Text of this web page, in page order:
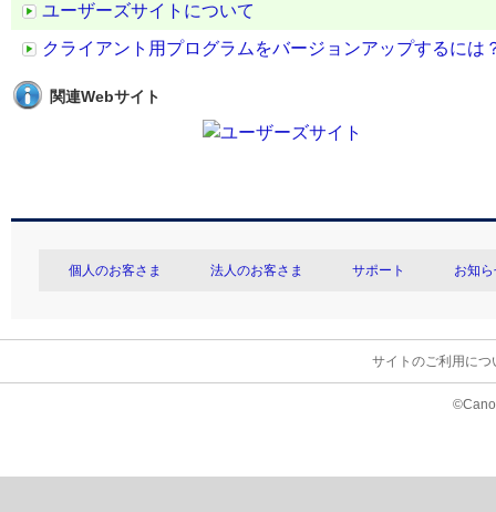
ユーザーズサイトについて
クライアント用プログラムをバージョンアップするには
関連Webサイト
個人のお客さま 法人のお客さま サポート お知
サイトのご利用につ